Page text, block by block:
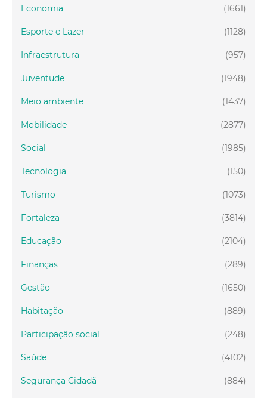
(1661)
Economia
(1128)
Esporte e Lazer
(957)
Infraestrutura
(1948)
Juventude
(1437)
Meio ambiente
(2877)
Mobilidade
(1985)
Social
(150)
Tecnologia
(1073)
Turismo
(3814)
Fortaleza
(2104)
Educação
(289)
Finanças
(1650)
Gestão
(889)
Habitação
(248)
Participação social
(4102)
Saúde
(884)
Segurança Cidadã